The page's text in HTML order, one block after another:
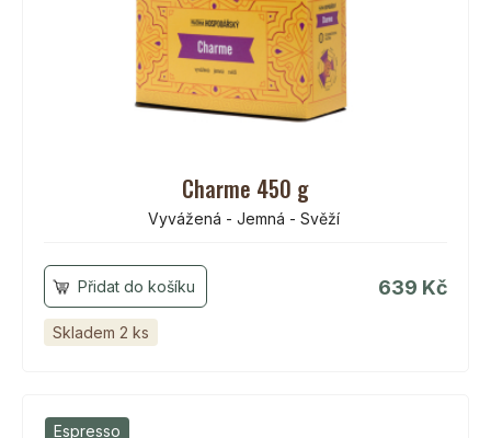
Charme 450 g
Vyvážená - Jemná - Svěží
639 Kč
Skladem 2 ks
Espresso